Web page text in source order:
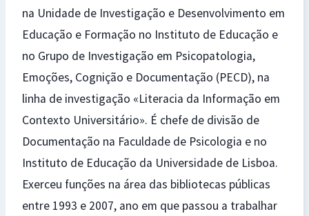
na Unidade de Investigação e Desenvolvimento em
Educação e Formação no Instituto de Educação e
no Grupo de Investigação em Psicopatologia,
Emoções, Cognição e Documentação (PECD), na
linha de investigação «Literacia da Informação em
Contexto Universitário». É chefe de divisão de
Documentação na Faculdade de Psicologia e no
Instituto de Educação da Universidade de Lisboa.
Exerceu funções na área das bibliotecas públicas
entre 1993 e 2007, ano em que passou a trabalhar